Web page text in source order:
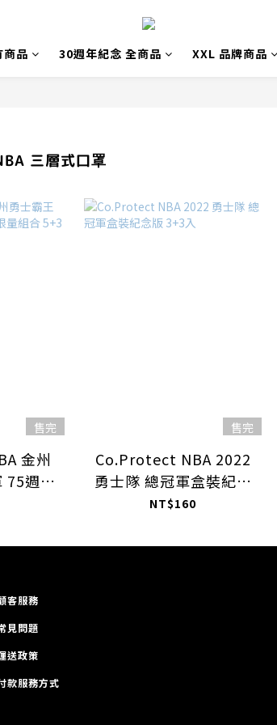
商品 30週年紀念 全商品 XXL 品牌商品
三層式口罩
售完
金州
75週年
5+3入
售完
Co.Protect NBA 2022
勇士隊 總冠軍盒裝紀念
版 3+3入
NT$160
客服務
見問題
送政策
款服務方式